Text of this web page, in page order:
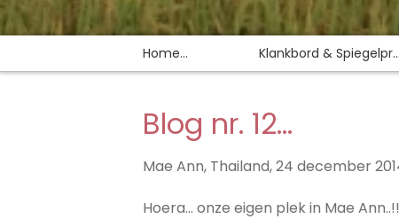
Home… Klankbord & Spiegelpr...
Blog nr. 12…
Mae Ann, Thailand, 24 december
Hoera… onze eigen plek in Mae